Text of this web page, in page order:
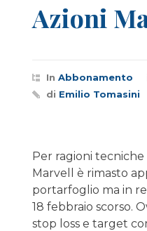
Azioni
In Abbonamento
di Emilio Tomasini
Per ragioni
Marvell è rimasto
portarfoglio ma in
18 febbraio scorso.
stop loss e target